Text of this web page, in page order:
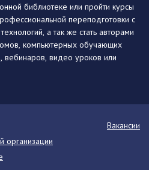
библиотеке или пройти курсы
переподготовки с
а так же стать авторами
компьютерных обучающих
видео уроков или
Вакансии
организации